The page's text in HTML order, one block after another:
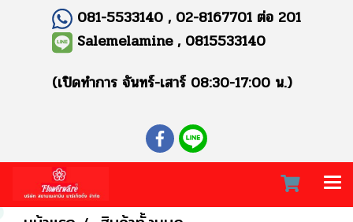
081-5533140 , 02-8167701 ต่อ 201
Salemelamine , 0815533140
(เปิดทำการ จันทร์-เสาร์ 08:30-17:00 น.)